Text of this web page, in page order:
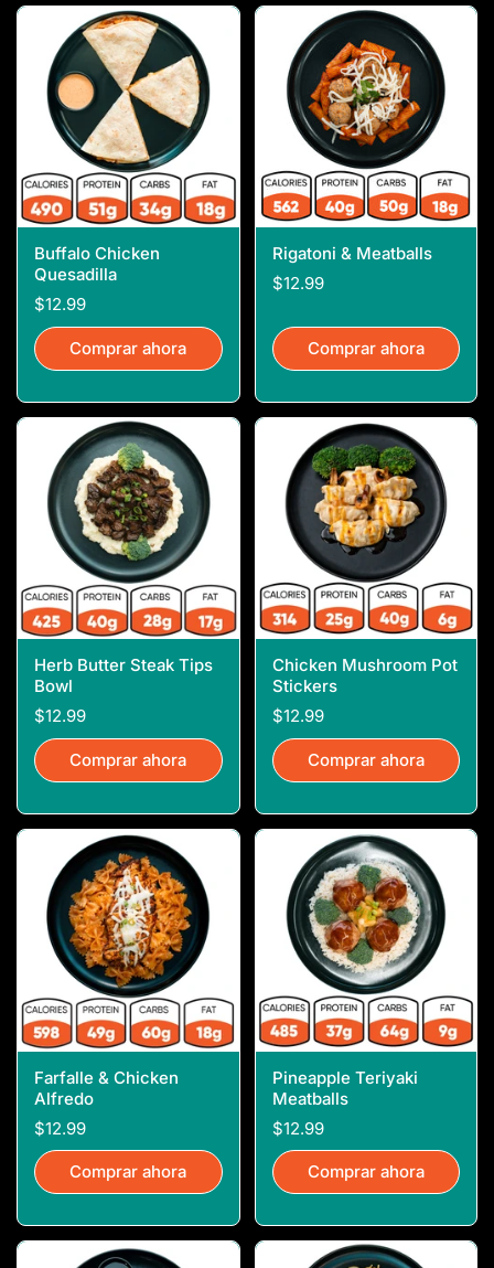
Buffalo Chicken
Quesadilla
$12.99
Comprar ahora
Rigatoni & Meatballs
$12.99
Comprar ahora
Herb Butter Steak Tips
Bowl
$12.99
Comprar ahora
Chicken Mushroom Pot
Stickers
$12.99
Comprar ahora
Farfalle & Chicken
Alfredo
$12.99
Comprar ahora
Pineapple Teriyaki
Meatballs
$12.99
Comprar ahora